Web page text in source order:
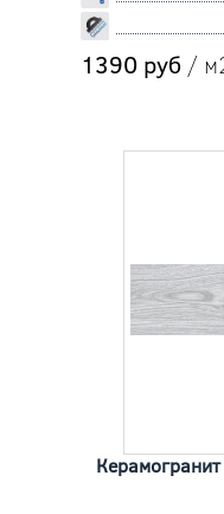
1390 руб /